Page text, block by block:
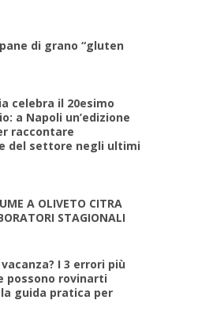
di grano “gluten
celebra il 20esimo
a Napoli un’edizione
raccontare
del settore negli ultimi
A OLIVETO CITRA
STAGIONALI
I 3 errori più
possono rovinarti
guida pratica per